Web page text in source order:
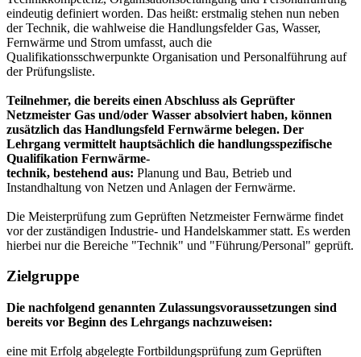
eindeutig definiert worden. Das heißt: erstmalig stehen nun neben
der Technik, die wahlweise die Handlungsfelder Gas, Wasser,
Fernwärme und Strom umfasst, auch die
Qualifikationsschwerpunkte Organisation und Personalführung auf
der Prüfungsliste.
Teilnehmer, die bereits einen Abschluss als Geprüfter
Netzmeister Gas und/oder Wasser absolviert haben, können
zusätzlich das Handlungsfeld Fernwärme belegen. Der
Lehrgang vermittelt hauptsächlich die handlungsspezifische
Qualifikation Fernwärme-
technik, bestehend aus: Planung und Bau, Betrieb und
Instandhaltung von Netzen und Anlagen der Fernwärme.
Die Meisterprüfung zum Geprüften Netzmeister Fernwärme findet
vor der zuständigen Industrie- und Handelskammer statt. Es werden
hierbei nur die Bereiche "Technik" und "Führung/Personal" geprüft.
Zielgruppe
Die nachfolgend genannten Zulassungsvoraussetzungen sind
bereits vor Beginn des Lehrgangs nachzuweisen:
eine mit Erfolg abgelegte Fortbildungsprüfung zum Geprüften